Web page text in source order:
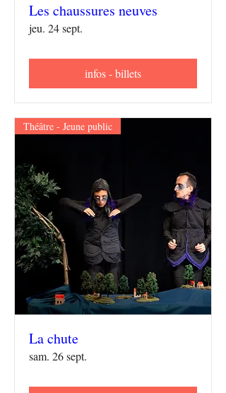
Les chaussures neuves
jeu. 24 sept.
infos - billets
Théâtre - Jeune public
La chute
sam. 26 sept.